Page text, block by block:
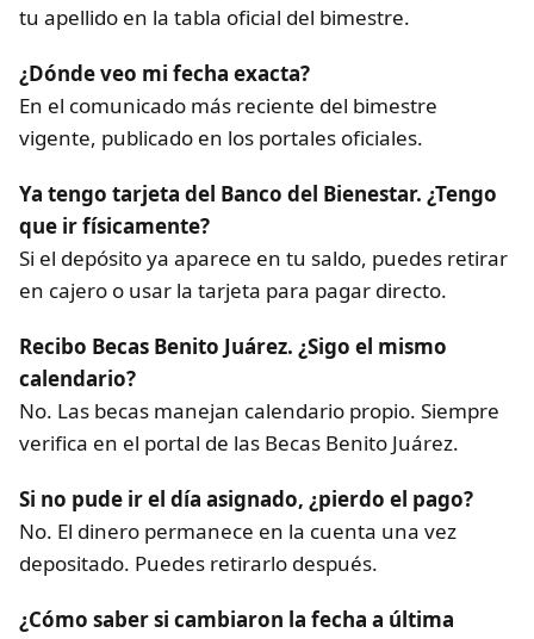
tu apellido en la tabla oficial del bimestre.
¿Dónde veo mi fecha exacta?
En el comunicado más reciente del bimestre
vigente, publicado en los portales oficiales.
Ya tengo tarjeta del Banco del Bienestar. ¿Tengo
que ir físicamente?
Si el depósito ya aparece en tu saldo, puedes retirar
en cajero o usar la tarjeta para pagar directo.
Recibo Becas Benito Juárez. ¿Sigo el mismo
calendario?
No. Las becas manejan calendario propio. Siempre
verifica en el portal de las Becas Benito Juárez.
Si no pude ir el día asignado, ¿pierdo el pago?
No. El dinero permanece en la cuenta una vez
depositado. Puedes retirarlo después.
¿Cómo saber si cambiaron la fecha a última